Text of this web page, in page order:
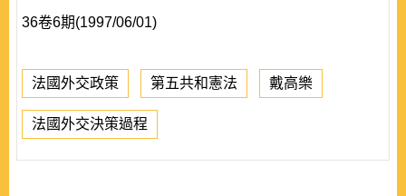
36卷6期(1997/06/01)
法國外交政策 第五共和憲法 戴高樂
法國外交決策過程